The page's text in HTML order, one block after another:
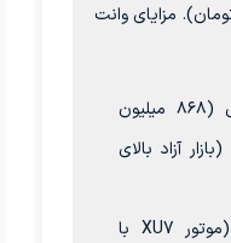
تا ۱ میلیارد تومان). مزایای وانت
✔ قیمت رسمی کارخانه‌ای (۸۶۸ میلیون
آزاد بالای
✔ مصرف سوخت بهینه (موتور XU7 با